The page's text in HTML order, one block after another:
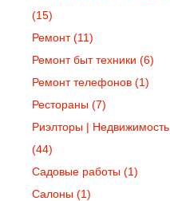
(15)
Ремонт(11)
Ремонт быт техники (6)
Ремонт телефонов (1)
Рестораны (7)
Риэлторы | Недвижимость
(44)
Садовые работы (1)
Салоны (1)